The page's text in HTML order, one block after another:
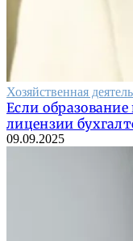
Хозяйственная
Если
лицензии
09.09.2025